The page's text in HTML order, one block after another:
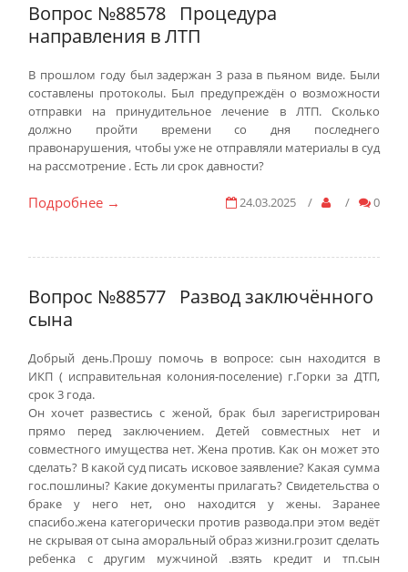
Вопрос №88578
Процедура
направления в ЛТП
В прошлом году был задержан 3 раза в пьяном виде. Были
составлены протоколы. Был предупреждён о возможности
отправки на принудительное лечение в ЛТП. Сколько
должно пройти времени со дня последнего
правонарушения, чтобы уже не отправляли материалы в суд
на рассмотрение . Есть ли срок давности?
24.03.2025 / / 0
Подробнее →
Вопрос №88577
Развод заключённого
сына
Добрый день.Прошу помочь в вопросе: сын находится в
ИКП ( исправительная колония-поселение) г.Горки за ДТП,
срок 3 года.
Он хочет развестись с женой, брак был зарегистрирован
прямо перед заключением. Детей совместных нет и
совместного имущества нет. Жена против. Как он может это
сделать? В какой суд писать исковое заявление? Какая сумма
гос.пошлины? Какие документы прилагать? Свидетельства о
браке у него нет, оно находится у жены. Заранее
спасибо.жена категорически против развода.при этом ведёт
не скрывая от сына аморальный образ жизни.грозит сделать
ребенка с другим мужчиной .взять кредит и тп.сын